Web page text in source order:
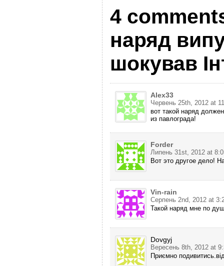
4
наряд
шокував
Alex33
Червень 25th, 2012 at
вот такой наряд
из павлограда!
Forder
Липень 31st, 2012 at
Вот это другое дело!
Vin-rain
Серпень 2nd, 2012 at
Такой наряд мне по
Dovgyj
Вересень 8th, 2012 at
Приємно